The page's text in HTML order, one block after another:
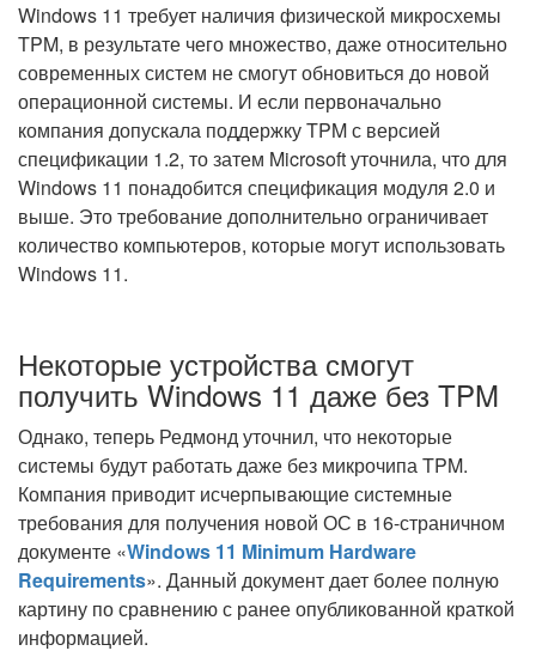
Windows 11 требует наличия физической микросхемы
TPM, в результате чего множество, даже относительно
современных систем не смогут обновиться до новой
операционной системы. И если первоначально
компания допускала поддержку TPM с версией
спецификации 1.2, то затем Microsoft уточнила, что для
Windows 11 понадобится спецификация модуля 2.0 и
выше. Это требование дополнительно ограничивает
количество компьютеров, которые могут использовать
Windows 11.
Некоторые устройства смогут
получить Windows 11 даже без TPM
Однако, теперь Редмонд уточнил, что некоторые
системы будут работать даже без микрочипа TPM.
Компания приводит исчерпывающие системные
требования для получения новой ОС в 16-страничном
документе «Windows 11 Minimum Hardware
Requirements». Данный документ дает более полную
картину по сравнению с ранее опубликованной краткой
информацией.